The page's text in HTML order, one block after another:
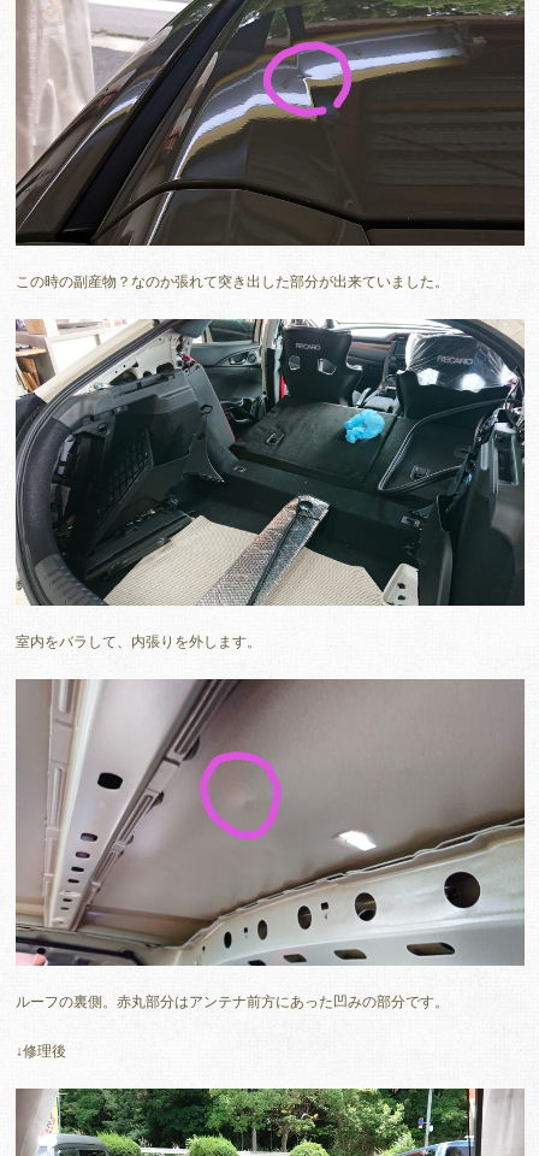
この時の副産物？なのか張れて突き出した部分が出来ていました。
室内をバラして、内張りを外します。
ルーフの裏側。赤丸部分はアンテナ前方にあった凹みの部分です。
↓修理後
プ